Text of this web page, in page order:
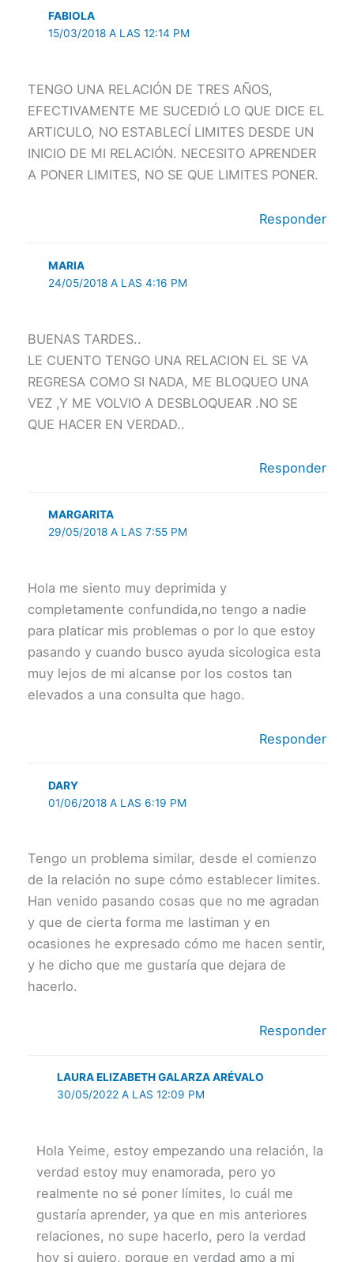
FABIOLA
15/03/2018 A LAS 12:14 PM
TENGO UNA RELACIÓN DE TRES AÑOS,
EFECTIVAMENTE ME SUCEDIÓ LO QUE DICE EL
ARTICULO, NO ESTABLECÍ LIMITES DESDE UN
INICIO DE MI RELACIÓN. NECESITO APRENDER
A PONER LIMITES, NO SE QUE LIMITES PONER.
Responder
MARIA
24/05/2018 A LAS 4:16 PM
BUENAS TARDES..
LE CUENTO TENGO UNA RELACION EL SE VA
REGRESA COMO SI NADA, ME BLOQUEO UNA
VEZ ,Y ME VOLVIO A DESBLOQUEAR .NO SE
QUE HACER EN VERDAD..
Responder
MARGARITA
29/05/2018 A LAS 7:55 PM
Hola me siento muy deprimida y
completamente confundida,no tengo a nadie
para platicar mis problemas o por lo que estoy
pasando y cuando busco ayuda sicologica esta
muy lejos de mi alcanse por los costos tan
elevados a una consulta que hago.
Responder
DARY
01/06/2018 A LAS 6:19 PM
Tengo un problema similar, desde el comienzo
de la relación no supe cómo establecer limites.
Han venido pasando cosas que no me agradan
y que de cierta forma me lastiman y en
ocasiones he expresado cómo me hacen sentir,
y he dicho que me gustaría que dejara de
hacerlo.
Responder
LAURA ELIZABETH GALARZA ARÉVALO
30/05/2022 A LAS 12:09 PM
Hola Yeime, estoy empezando una relación, la
verdad estoy muy enamorada, pero yo
realmente no sé poner límites, lo cuál me
gustaría aprender, ya que en mis anteriores
relaciones, no supe hacerlo, pero la verdad
hoy si quiero, porque en verdad amo a mi